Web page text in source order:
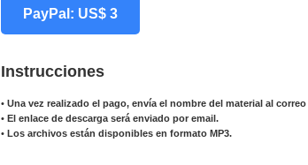
PayPal: US$ 3
Instrucciones
• Una vez realizado el pago, envía el nombre del material al correo
• El enlace de descarga será enviado por email.
• Los archivos están disponibles en formato MP3.